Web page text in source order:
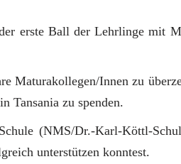
erste Ball der Lehrlinge mit
Maturakollegen/Innen zu
Tansania zu spenden.
(NMS/Dr.-Karl-Köttl-
unterstützen konntest.